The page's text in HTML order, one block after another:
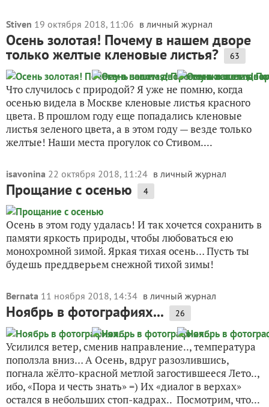
Stiven 19 октября 2018, 11:06 в личный журнал
Осень золотая! Почему в нашем дворе
только желтые кленовые листья? 63
Что случилось с природой? Я уже не помню, когда
осенью видела в Москве кленовые листья красного
цвета. В прошлом году еще попадались кленовые
листья зеленого цвета, а в этом году — везде только
желтые! Наши места прогулок со Стивом....
isavonina 22 октября 2018, 11:24 в личный журнал
Прощание с осенью 4
Осень в этом году удалась! И так хочется сохранить в
памяти яркость природы, чтобы любоваться ею
монохромной зимой. Яркая тихая осень… Пусть ты
будешь преддверьем снежной тихой зимы!
Bernata 11 ноября 2018, 14:34 в личный журнал
Ноябрь в фотографиях... 26
Усилился ветер, сменив направление.., температура
поползла вниз… А Осень, вдруг разозлившись,
погнала жёлто-красной метлой загостившееся Лето..,
ибо, «Пора и честь знать» =) Их «диалог в верхах»
остался в небольших стоп-кадрах.. Посмотрим, что...